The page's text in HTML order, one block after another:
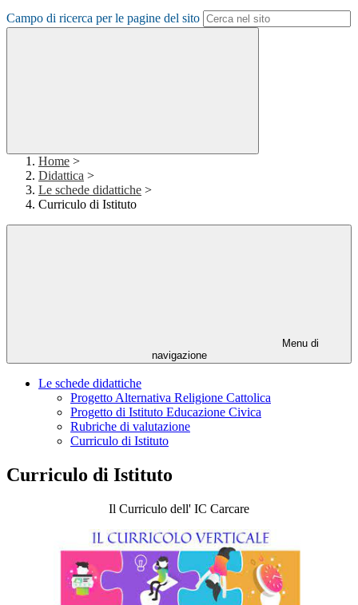
Campo di ricerca per le pagine del sito
Home >
Didattica >
Le schede didattiche >
Curriculo di Istituto
Menu di
navigazione
Le schede didattiche
Progetto Alternativa Religione Cattolica
Progetto di Istituto Educazione Civica
Rubriche di valutazione
Curriculo di Istituto
Curriculo di Istituto
Il Curriculo dell' IC Carcare